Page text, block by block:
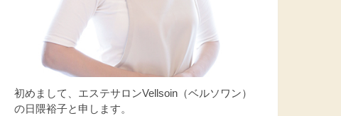
初めまして、エステサロンVellsoin（ベルソワン）
の日隈裕子と申します。